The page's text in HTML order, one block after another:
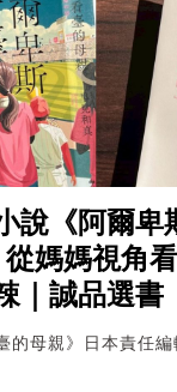
說《阿爾卑
媽媽視角
｜誠品選書
的母親》日本責任編